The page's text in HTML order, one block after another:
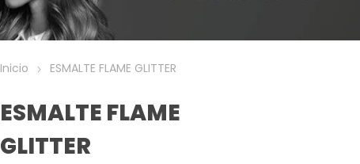
Inicio ESMALTE FLAME GLITTER
ESMALTE FLAME
GLITTER